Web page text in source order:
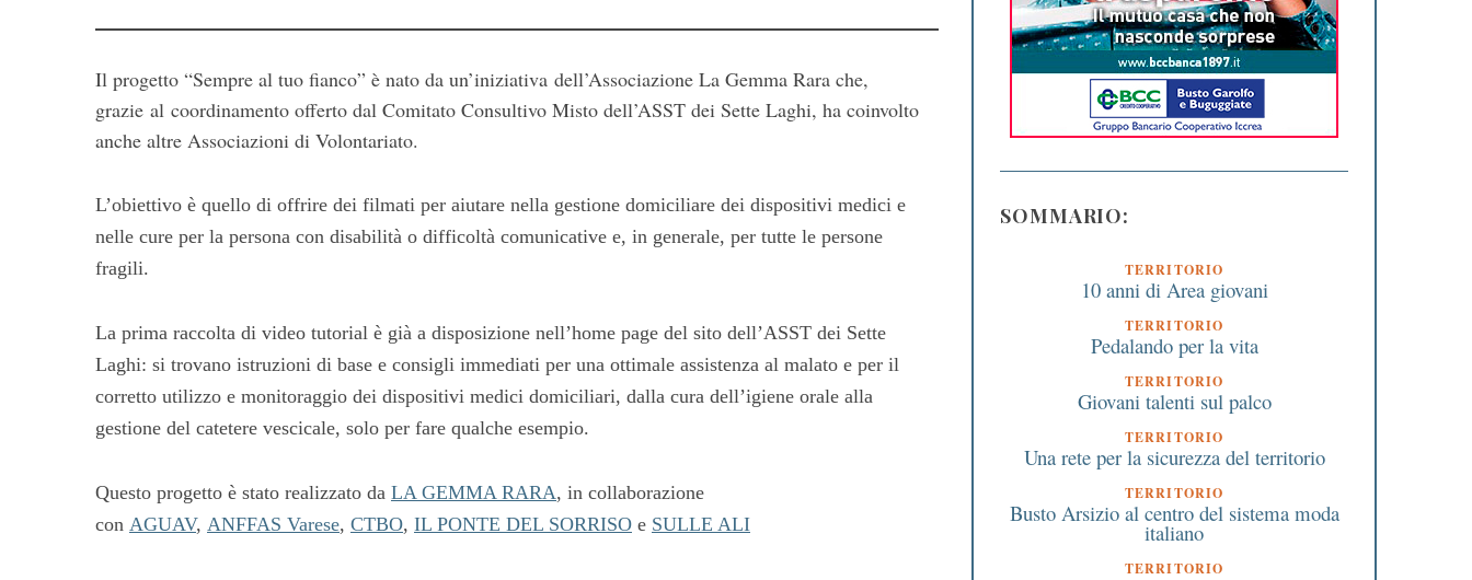
Il progetto “Sempre al tuo fianco” è nato da un’iniziativa dell’Associazione La Gemma Rara che,
grazie al coordinamento offerto dal Comitato Consultivo Misto dell’ASST dei Sette Laghi, ha coinvolto
anche altre Associazioni di Volontariato.
L’obiettivo è quello di offrire dei filmati per aiutare nella gestione domiciliare dei dispositivi medici e
nelle cure per la persona con disabilità o difficoltà comunicative e, in generale, per tutte le persone
fragili.
La prima raccolta di video tutorial è già a disposizione nell’home page del sito dell’ASST dei Sette
Laghi: si trovano istruzioni di base e consigli immediati per una ottimale assistenza al malato e per il
corretto utilizzo e monitoraggio dei dispositivi medici domiciliari, dalla cura dell’igiene orale alla
gestione del catetere vescicale, solo per fare qualche esempio.
Questo progetto è stato realizzato da LA GEMMA RARA, in collaborazione
con AGUAV, ANFFAS Varese, CTBO, IL PONTE DEL SORRISO e SULLE ALI
SOMMARIO:
TERRITORIO
10 anni di Area giovani
TERRITORIO
Pedalando per la vita
TERRITORIO
Giovani talenti sul palco
TERRITORIO
Una rete per la sicurezza del territorio
TERRITORIO
Busto Arsizio al centro del sistema moda
italiano
TERRITORIO
S
e
c
f
o
r